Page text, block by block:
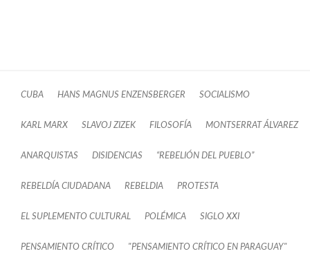
CUBA HANS MAGNUS ENZENSBERGER SOCIALISMO
KARL MARX SLAVOJ ZIZEK FILOSOFÍA MONTSERRAT ÁLVAREZ
ANARQUISTAS DISIDENCIAS “REBELIÓN DEL PUEBLO”
REBELDÍA CIUDADANA REBELDIA PROTESTA
EL SUPLEMENTO CULTURAL POLÉMICA SIGLO XXI
PENSAMIENTO CRÍTICO "PENSAMIENTO CRÍTICO EN PARAGUAY"